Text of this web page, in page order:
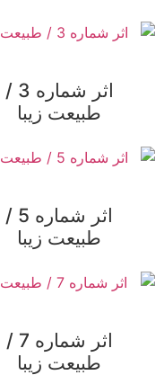
اثر شماره 3 /
طبیعت زیبا
اثر شماره 5 /
طبیعت زیبا
اثر شماره 7 /
طبیعت زیبا